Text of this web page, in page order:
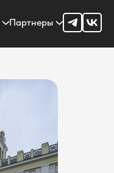
Партнеры